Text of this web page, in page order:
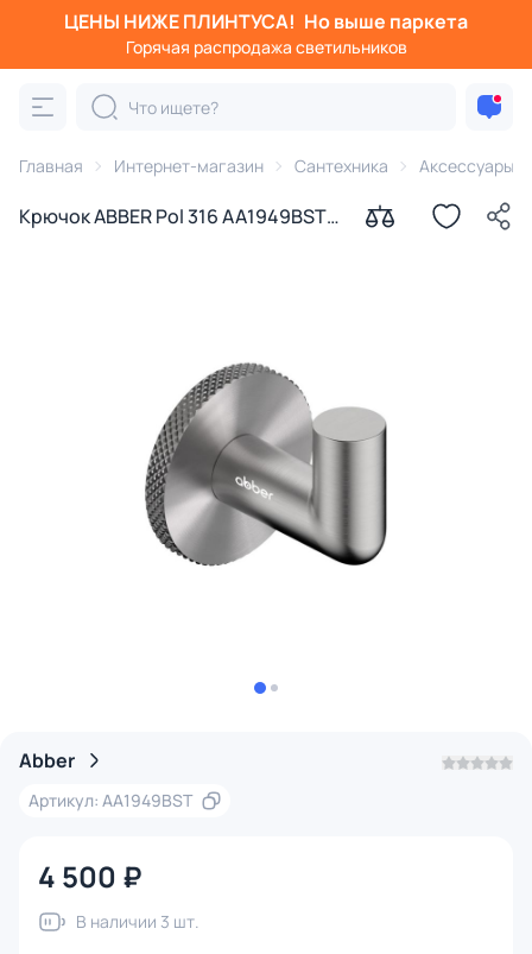
ЦЕНЫ НИЖЕ ПЛИНТУСА! Но выше паркета
Горячая распродажа светильников
Главная Интернет-магазин Сантехника Аксессуары
Крючок ABBER Pol 316 AA1949BST
Abber
Артикул: AA1949BST
4 500 ₽
В наличии 3 шт.